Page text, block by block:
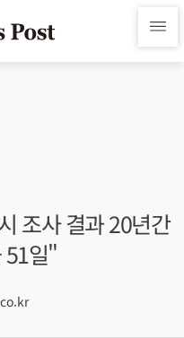
조사 결과 20년간
51일"